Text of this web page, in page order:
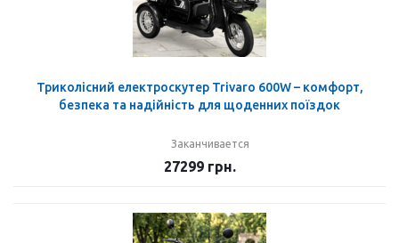
Триколісний електроскутер Trivaro 600W – комфорт,
безпека та надійність для щоденних поїздок
Заканчивается
27299 грн.